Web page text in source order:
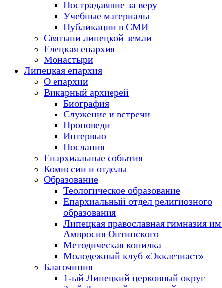
Пострадавшие за веру
Учебные материалы
Публикации в СМИ
Святыни липецкой земли
Елецкая епархия
Монастыри
Липецкая епархия
О епархии
Викарный архиерей
Биография
Служение и встречи
Проповеди
Интервью
Послания
Епархиальные события
Комиссии и отделы
Образование
Теологическое образование
Епархиальный отдел религиозного
образования
Липецкая православная гимназия
Амвросия Оптинского
Методическая копилка
Молодежный клуб «Экклезиаст»
Благочиния
1-ый Липецкий церковный округ